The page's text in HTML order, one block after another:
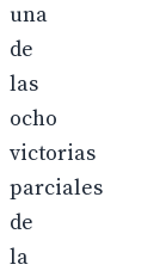
una
de
las
ocho
victorias
parciales
de
la